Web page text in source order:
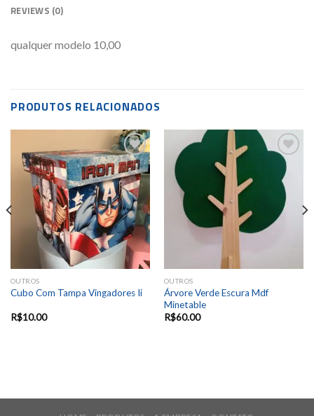
REVIEWS (0)
qualquer modelo 10,00
PRODUTOS RELACIONADOS
Add to
wishlist
OUTROS
Cubo Com Tampa Vingadores Ii
R$10.00
Add to
wishlist
OUTROS
Árvore Verde Escura Mdf
Minetable
R$60.00